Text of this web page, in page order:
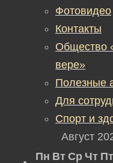
Фотовидео
Контакты
Общество
вере»
Полезные
Для
Спорт и
Август
Пн Вт Ср Чт Пт